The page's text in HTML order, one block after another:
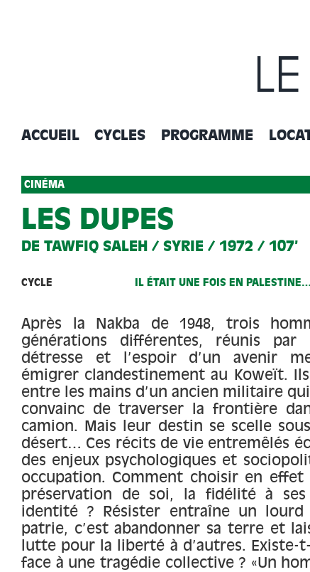
ACCUEIL CYCLES PROGRAMME
CINÉMA
LES DUPES
DE TAWFIQ SALEH / SYRIE / 1972 / 107’
CYCLE IL ÉTAIT UNE FOIS EN PALESTINE…
Après la Nakba de 1948, trois
générations différentes, réunis par
détresse et l’espoir d’un avenir
émigrer clandestinement au Koweït.
entre les mains d’un ancien militaire
convainc de traverser la frontière
camion. Mais leur destin se scelle
désert… Ces récits de vie entremêlés
des enjeux psychologiques et
occupation. Comment choisir en
préservation de soi, la fidélité à
identité ? Résister entraîne un
patrie, c’est abandonner sa terre et
lutte pour la liberté à d’autres. Existe-
face à une tragédie collective ? «Un